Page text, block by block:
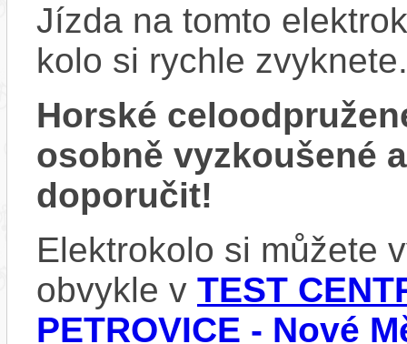
Jízda na tomto
kolo si rychle zvyknete.
Horské
osobně vyzkoušené
doporučit!
Elektrokolo si můžete
obvykle v TEST
PETROVICE - Nové